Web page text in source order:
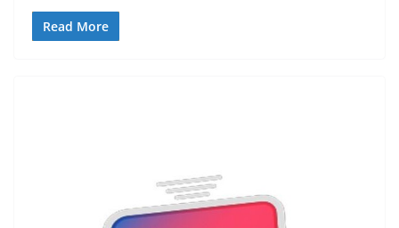
Read More